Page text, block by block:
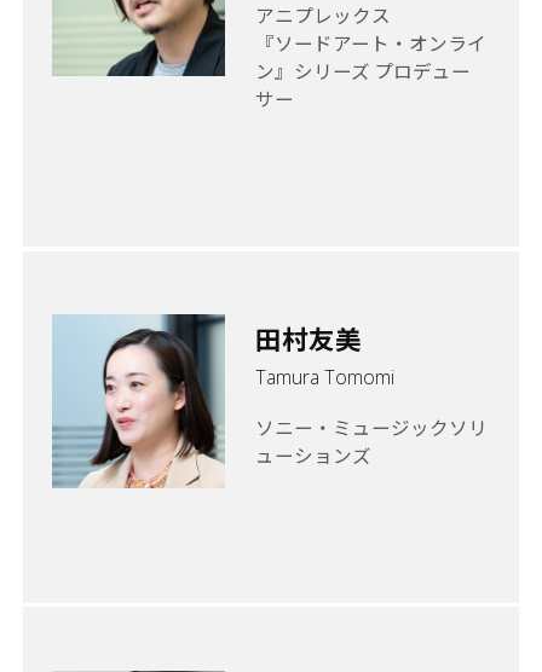
アニプレックス
『ソードアート・オンライ
ン』シリーズ プロデュー
サー
田村友美
Tamura Tomomi
ソニー・ミュージックソリ
ューションズ